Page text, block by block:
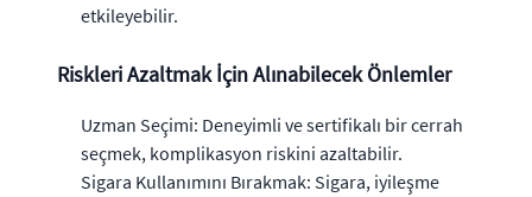
etkileyebilir.
Riskleri Azaltmak İçin Alınabilecek Önlemler
Uzman Seçimi: Deneyimli ve sertifikalı bir cerrah
seçmek, komplikasyon riskini azaltabilir.
Sigara Kullanımını Bırakmak: Sigara, iyileşme